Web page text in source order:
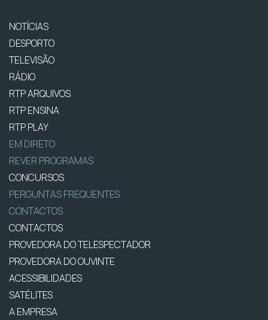
NOTÍCIAS
DESPORTO
TELEVISÃO
RÁDIO
RTP ARQUIVOS
RTP ENSINA
RTP PLAY
EM DIRETO
REVER PROGRAMAS
CONCURSOS
PERGUNTAS FREQUENTES
CONTACTOS
CONTACTOS
PROVEDORA DO TELESPECTADOR
PROVEDORA DO OUVINTE
ACESSIBILIDADES
SATÉLITES
A EMPRESA